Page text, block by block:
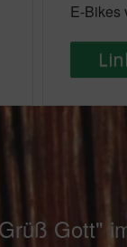
E-Bikes
Gott"